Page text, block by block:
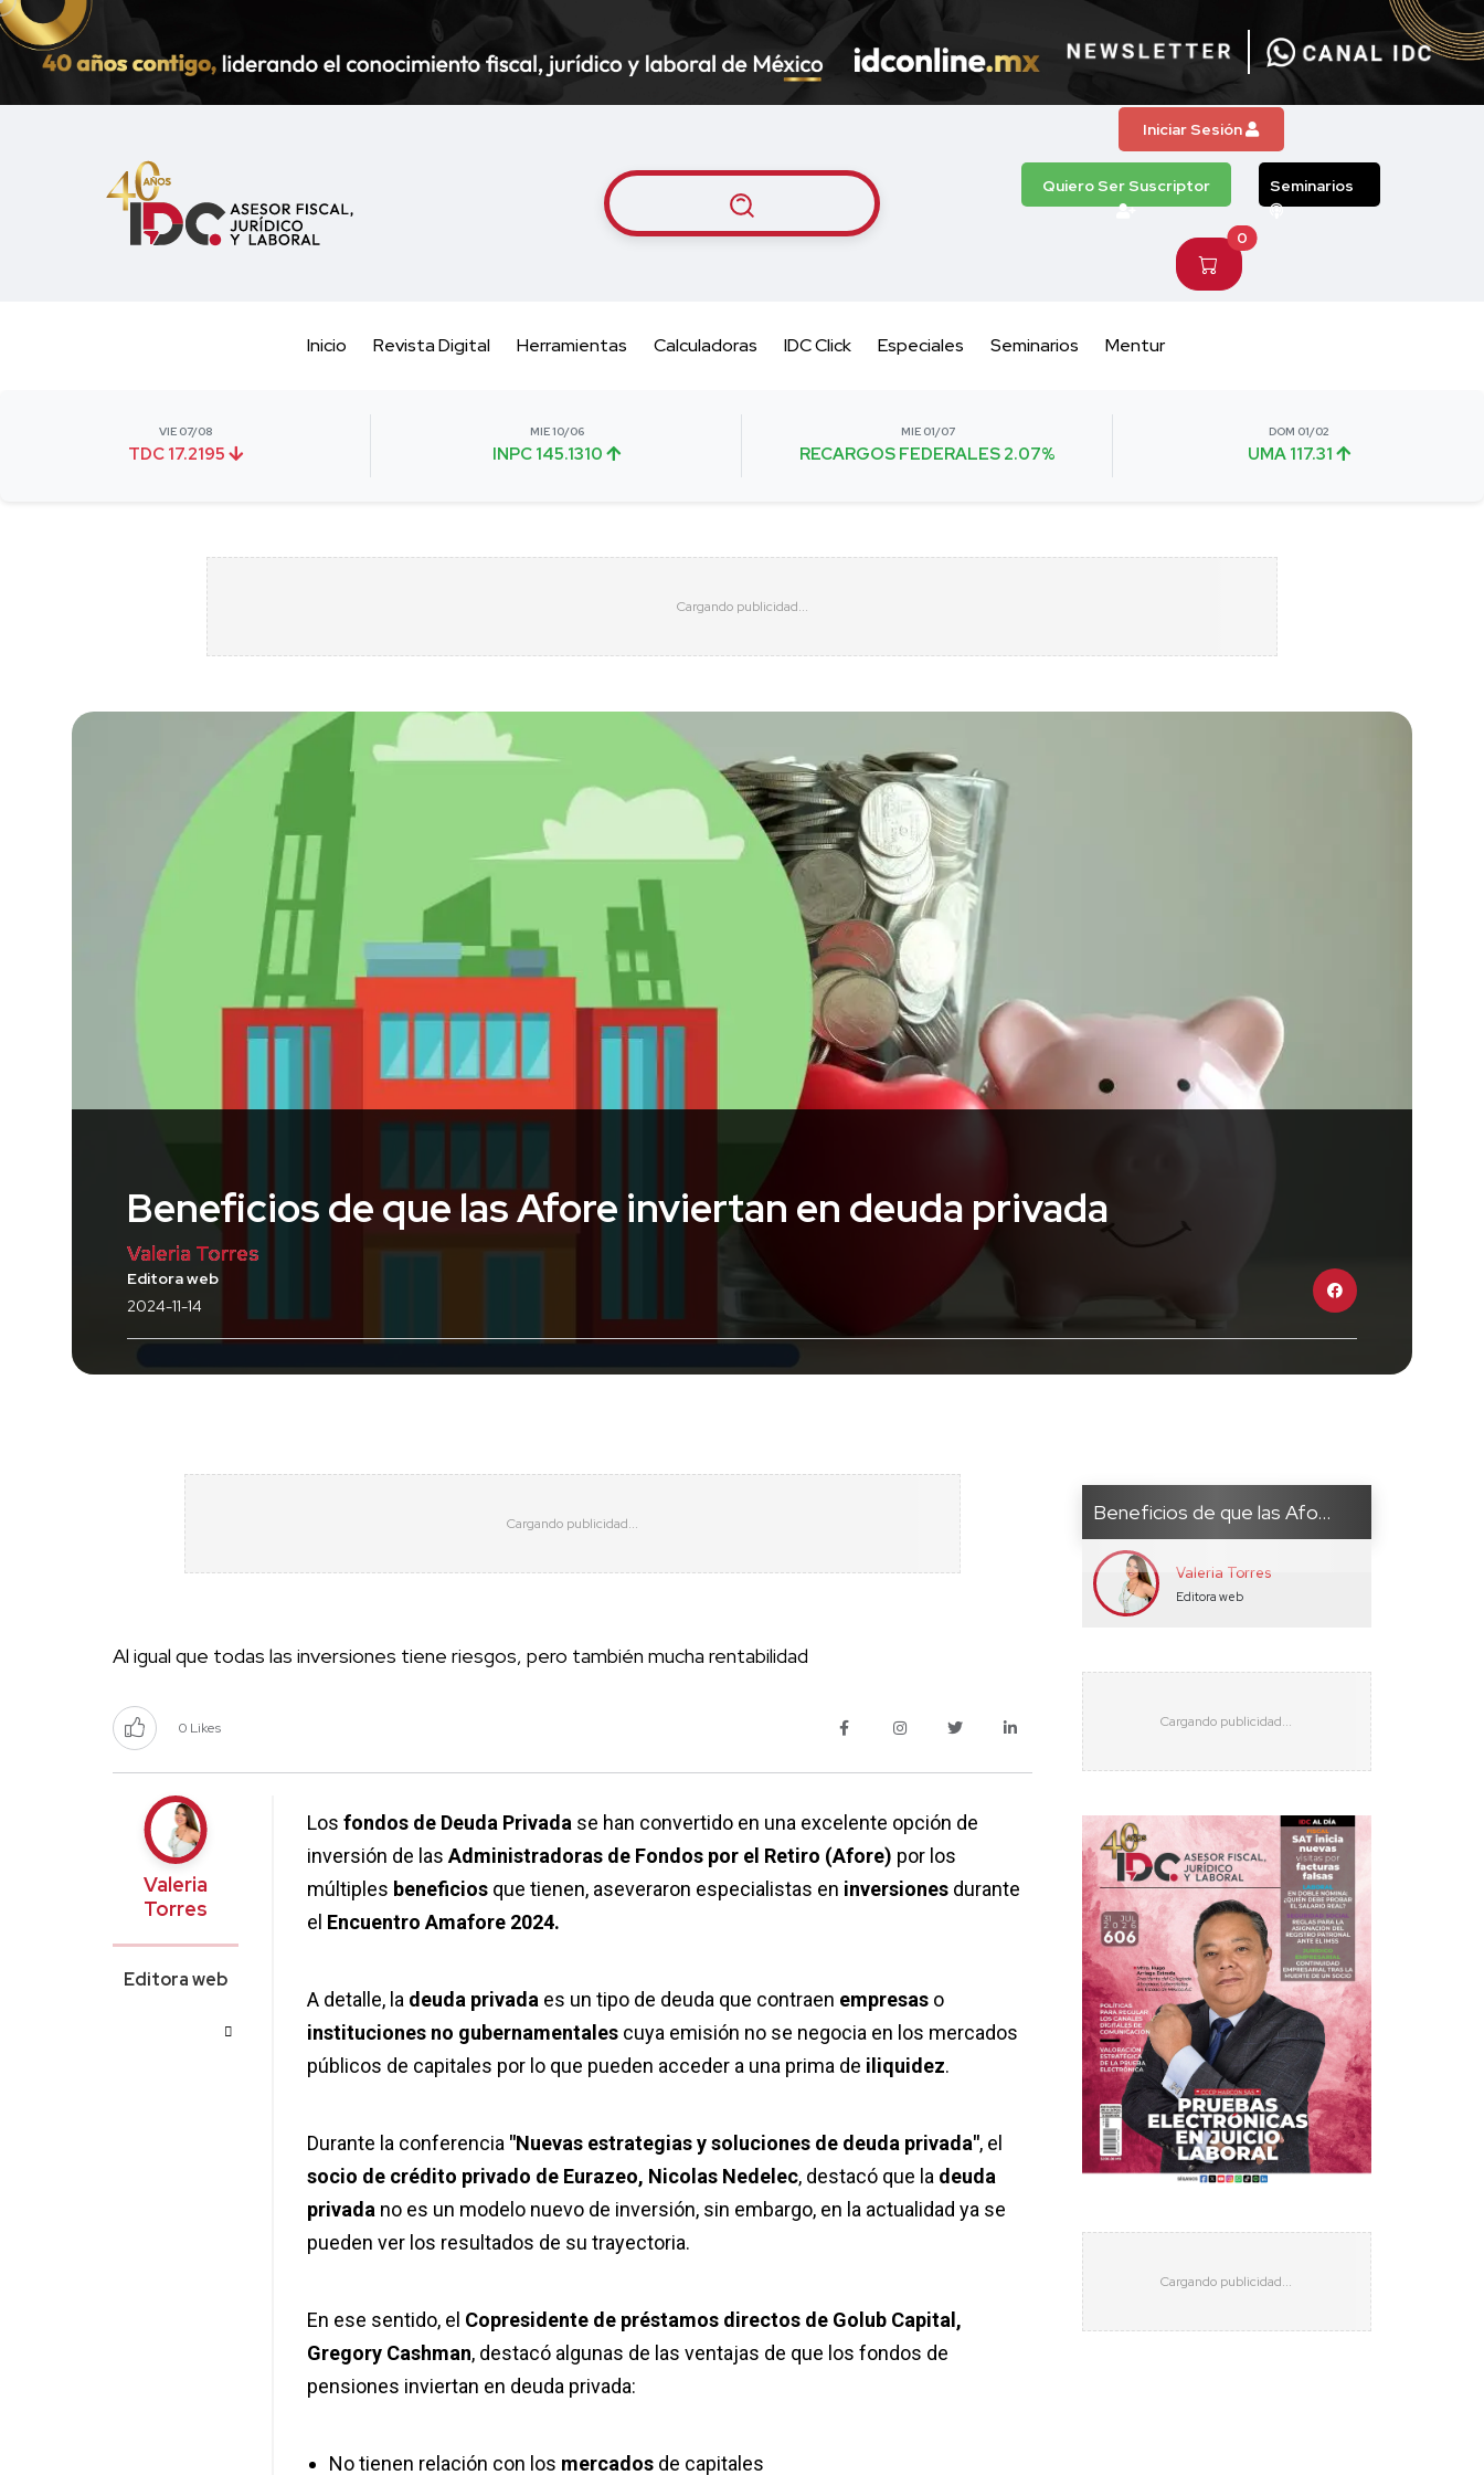
Iniciar Sesión
Quiero Ser Suscriptor Seminarios
0
Inicio Revista Digital Herramientas Calculadoras IDC Click Especiales Seminarios Mentur
VIE 07/08
TDC 17.2195
MIE 10/06
INPC 145.1310
MIE 01/07
RECARGOS FEDERALES 2.07%
DOM 01/02
UMA 117.31
Beneficios de que las Afore inviertan en deuda privada
Valeria Torres
Editora web
2024-11-14
Al igual que todas las inversiones tiene riesgos, pero también mucha rentabilidad
0 Likes
Valeria
Torres
Editora web
Los fondos de Deuda Privada se han convertido en una excelente opción de
inversión de lasAdministradoras de Fondos por el Retiro (Afore) por los
múltiples beneficios que tienen, aseveraron especialistas en inversiones durante
el Encuentro Amafore 2024.
A detalle, la deuda privadaes un tipo de deuda que contraen empresas o
instituciones no gubernamentales cuya emisión no se negocia en los mercados
públicos de capitales por lo que pueden acceder a una prima de iliquidez.
Durante la conferencia "Nuevas estrategias y soluciones de deuda privada", el
socio de crédito privado de Eurazeo, Nicolas Nedelec, destacó que la deuda
privadano es un modelo nuevo de inversión, sin embargo, en la actualidad ya se
pueden ver los resultados de su trayectoria.
En ese sentido, el Copresidente de préstamos directos de Golub Capital,
Gregory Cashman, destacó algunas de las ventajas de que los fondos de
pensiones inviertan en deuda privada:
No tienen relación con los mercados de capitales
Beneficios de que las Afo...
Valeria Torres
Editora web